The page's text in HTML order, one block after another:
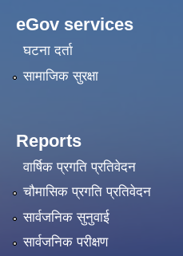
eGov services
घटना दर्ता
सामाजिक सुरक्षा
Reports
वार्षिक प्रगति प्रतिवेदन
चौमासिक प्रगति प्रतिवेदन
सार्वजनिक सुनुवाई
सार्वजनिक परीक्षण